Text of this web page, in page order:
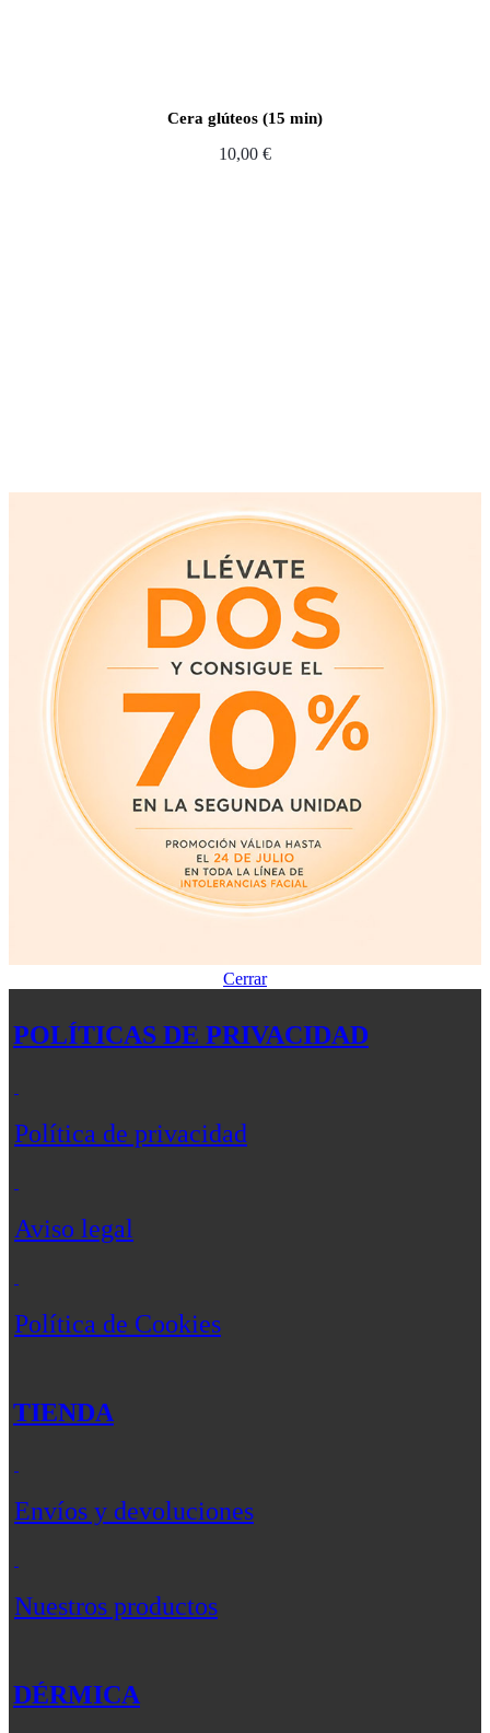
Cera glúteos (15 min)
10,00 €
Cerrar
POLÍTICAS DE PRIVACIDAD
Política de privacidad
Aviso legal
Política de Cookies
TIENDA
Envíos y devoluciones
Nuestros productos
DÉRMICA